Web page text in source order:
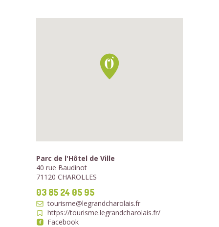
Parc de l'Hôtel de Ville
40 rue Baudinot
71120 CHAROLLES
03 85 24 05 95
tourisme@legrandcharolais.fr
https://tourisme.legrandcharolais.fr/
Facebook